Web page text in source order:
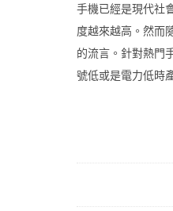
手機已經是現代社
度越來越高。然而
的流言。針對熱門
號低或是電力低時